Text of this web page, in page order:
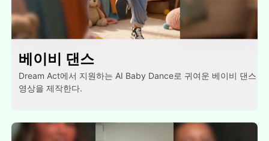
베이비 댄스
Dream Act에서 지원하는 AI Baby Dance로 귀여운 베이비 댄스
영상을 제작한다.